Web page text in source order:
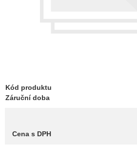
Kód produktu
Záruční doba
Cena s DPH